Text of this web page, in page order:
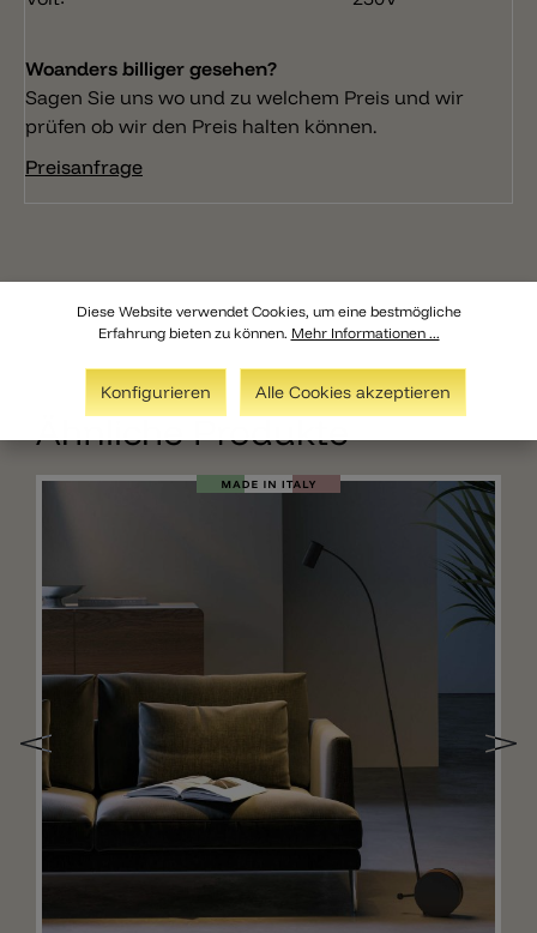
Woanders billiger gesehen?
Sagen Sie uns wo und zu welchem Preis und wir
prüfen ob wir den Preis halten können.
Preisanfrage
Ähnliche Produkte
Diese Website verwendet Cookies, um eine bestmögliche
Erfahrung bieten zu können. Mehr Informationen ...
Konfigurieren Alle Cookies akzeptieren